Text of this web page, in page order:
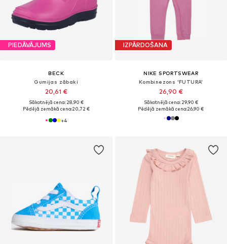
PIEDĀVĀJUMS
BECK
Gumijas zābaki
20,61 €
Sākotnējā cena: 28,90 €
Pēdējā zemākā cena:20,72 €
+4
IZPĀRDOŠANA
NIKE SPORTSWEAR
Kombinezons 'FUTURA'
26,90 €
Sākotnējā cena: 29,90 €
Pēdējā zemākā cena:26,90 €